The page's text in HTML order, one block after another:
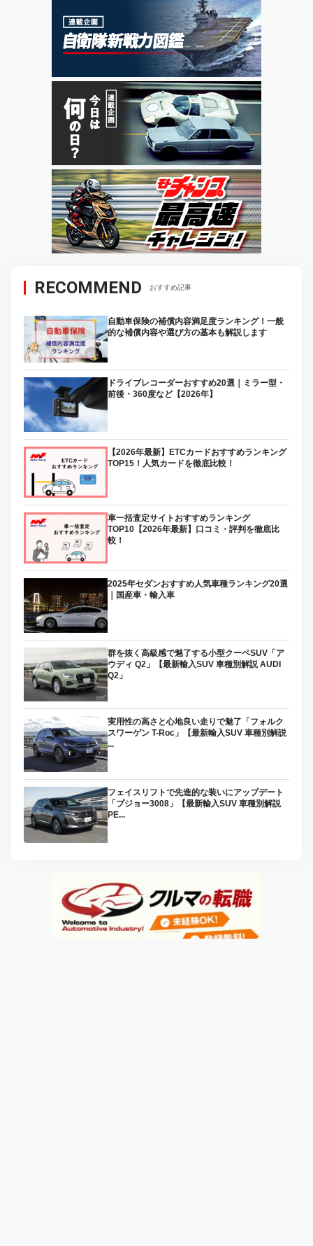
RECOMMEND おすすめ記事
自動車保険の補償内容満足度ランキング！一般
的な補償内容や選び方の基本も解説します
ドライブレコーダーおすすめ20選｜ミラー型・
前後・360度など【2026年】
【2026年最新】ETCカードおすすめランキング
TOP15！人気カードを徹底比較！
車一括査定サイトおすすめランキング
TOP10【2026年最新】口コミ・評判を徹底比
較！
2025年セダンおすすめ人気車種ランキング20選
｜国産車・輸入車
群を抜く高級感で魅了する小型クーペSUV「ア
ウディ Q2」【最新輸入SUV 車種別解説 AUDI
Q2」
実用性の高さと心地良い走りで魅了「フォルク
スワーゲン T-Roc」【最新輸入SUV 車種別解説
...
フェイスリフトで先進的な装いにアップデート
「プジョー3008」【最新輸入SUV 車種別解説
PE...